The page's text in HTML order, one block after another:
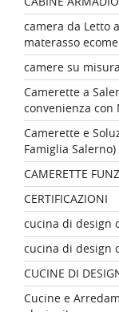
camera da Letto
materasso
camere su misura
Camerette a
convenienza con
Camerette e
Famiglia Salerno)
CAMERETTE
CERTIFICAZIONI
cucina di design
cucina di design
CUCINE DI
Cucine e